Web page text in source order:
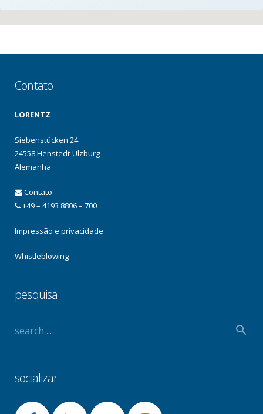
Contato
LORENTZ
Siebenstücken 24
24558 Henstedt-Ulzburg
Alemanha
Contato
+49 – 4193 8806 – 700
Impressão e privacidade
Whistleblowing
pesquisa
socializar